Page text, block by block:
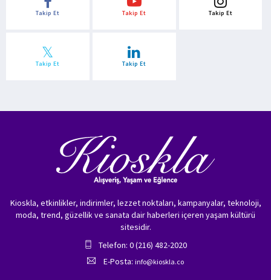
Takip Et Takip Et Takip Et
Takip Et Takip Et
Kioskla, etkinlikler, indirimler, lezzet noktaları, kampanyalar, teknoloji,
moda, trend, güzellik ve sanata dair haberleri içeren yaşam kültürü
sitesidir.
Telefon: 0 (216) 482-2020
E-Posta: info@kioskla.co